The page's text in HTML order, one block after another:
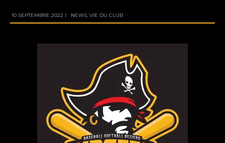
10 SEPTEMBRE 2022 | NEWS, VIE DU CLUB